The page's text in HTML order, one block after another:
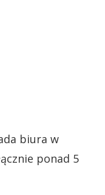
biura w
ponad 5